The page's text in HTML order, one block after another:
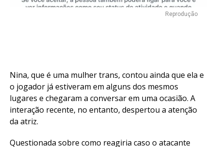
Reprodução
Nina, que é uma mulher trans, contou ainda que ela e
o jogador já estiveram em alguns dos mesmos
lugares e chegaram a conversar em uma ocasião. A
interação recente, no entanto, despertou a atenção
da atriz.
Questionada sobre como reagiria caso o atacante